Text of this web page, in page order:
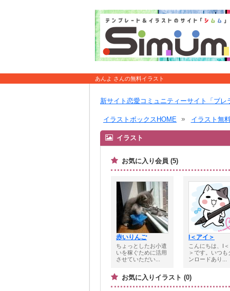
あんよ さんの無料イラスト
新サイト恋愛コミュニティーサイト「ブレ
イラストボックスHOME イラスト無
イラスト
お気に入り会員 (5)
赤いりんご
ちょっとしたお小遣
いを稼ぐために活用
させていただい...
I＜アイ＞
こんにちは、I
＞です。いつも
ンロードあり...
お気に入りイラスト (0)